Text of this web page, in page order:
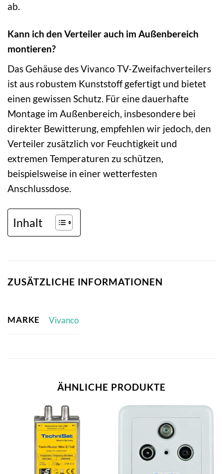
ab.
Kann ich den Verteiler auch im Außenbereich
montieren?
Das Gehäuse des Vivanco TV-Zweifachverteilers
ist aus robustem Kunststoff gefertigt und bietet
einen gewissen Schutz. Für eine dauerhafte
Montage im Außenbereich, insbesondere bei
direkter Bewitterung, empfehlen wir jedoch, den
Verteiler zusätzlich vor Feuchtigkeit und
extremen Temperaturen zu schützen,
beispielsweise in einer wetterfesten
Anschlussdose.
Inhalt
ZUSÄTZLICHE INFORMATIONEN
MARKE Vivanco
ÄHNLICHE PRODUKTE